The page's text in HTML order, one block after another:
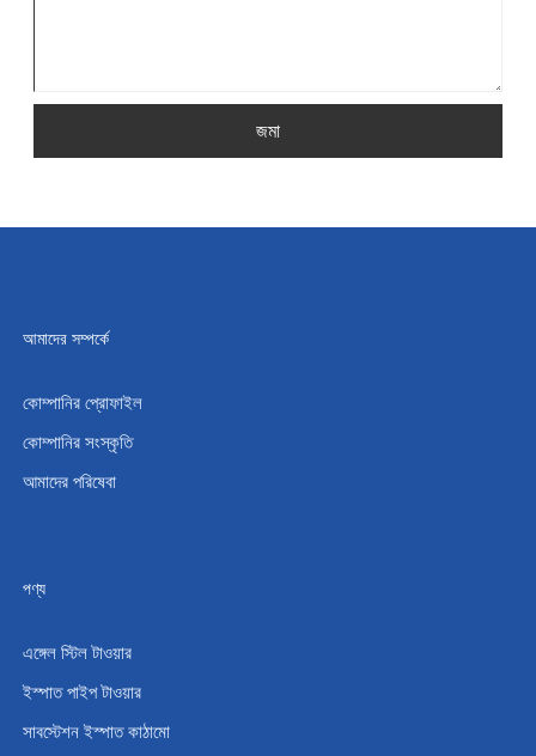
জমা
আমাদের সম্পর্কে
কোম্পানির প্রোফাইল
কোম্পানির সংস্কৃতি
আমাদের পরিষেবা
পণ্য
এঙ্গেল স্টিল টাওয়ার
ইস্পাত পাইপ টাওয়ার
সাবস্টেশন ইস্পাত কাঠামো